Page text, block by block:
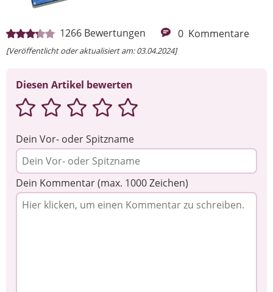
1266 Bewertungen 0 Kommentare
[Veröffentlicht oder aktualisiert am: 03.04.2024]
Diesen Artikel bewerten
Dein Vor- oder Spitzname
Dein Kommentar (max. 1000 Zeichen)